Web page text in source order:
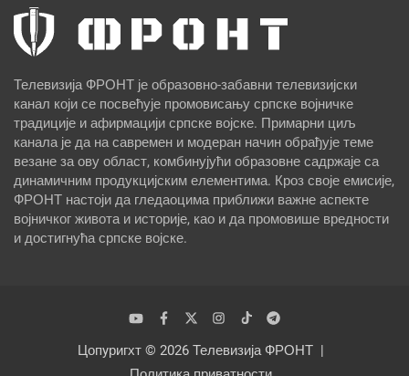
Телевизија ФРОНТ је образовно-забавни телевизијски
канал који се посвећује промовисању српске војничке
традиције и афирмацији српске војске. Примарни циљ
канала је да на савремен и модеран начин обрађује теме
везане за ову област, комбинујући образовне садржаје са
динамичним продукцијским елементима. Кроз своје емисије,
ФРОНТ настоји да гледаоцима приближи важне аспекте
војничког живота и историје, као и да промовише вредности
и достигнућа српске војске.
Цопyригхт © 2026 Телевизија ФРОНТ